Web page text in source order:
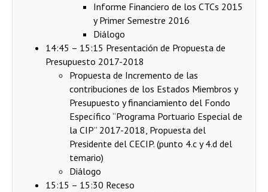
Informe Financiero de los CTCs 2015
y Primer Semestre 2016
Diálogo
14:45 – 15:15 Presentación de Propuesta de
Presupuesto 2017-2018
Propuesta de Incremento de las
contribuciones de los Estados Miembros y
Presupuesto y financiamiento del Fondo
Específico “Programa Portuario Especial de
la CIP” 2017-2018, Propuesta del
Presidente del CECIP. (punto 4.c y 4.d del
temario)
Diálogo
15:15 – 15:30 Receso